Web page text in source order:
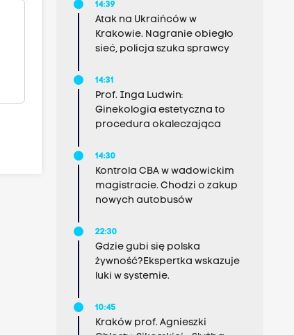
14:39
Atak na Ukraińców w
Krakowie. Nagranie obiegło
sieć, policja szuka sprawcy
14:31
Prof. Inga Ludwin:
Ginekologia estetyczna to
procedura okaleczająca
14:30
Kontrola CBA w wadowickim
magistracie. Chodzi o zakup
nowych autobusów
22:30
Gdzie gubi się polska
żywność?Ekspertka wskazuje
luki w systemie.
10:45
Kraków prof. Agnieszki